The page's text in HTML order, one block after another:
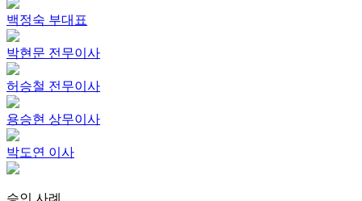
백정숙 부대표
박현문 전무이사
허승철 전무이사
용승현 상무이사
박도연 이사
승인 사례